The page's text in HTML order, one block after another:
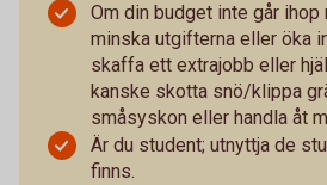
Om din budget inte går ihop
minska utgifterna eller öka
skaffa ett extrajobb eller
kanske skotta snö/klippa
småsyskon eller handla åt
Är du student; utnyttja de
finns.